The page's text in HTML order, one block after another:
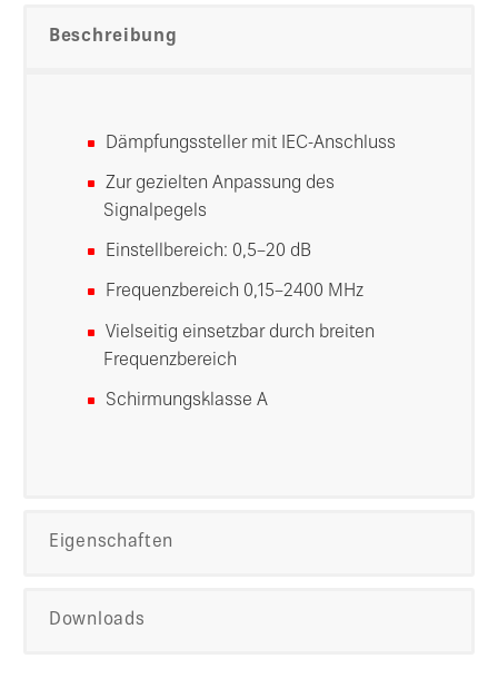
Beschreibung
Dämpfungssteller mit IEC-Anschluss
Zur gezielten Anpassung des
Signalpegels
Einstellbereich: 0,5–20 dB
Frequenzbereich 0,15–2400 MHz
Vielseitig einsetzbar durch breiten
Frequenzbereich
Schirmungsklasse A
Eigenschaften
Downloads